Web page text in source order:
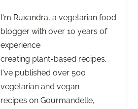
I'm Ruxandra, a vegetarian food
blogger with over 10 years of
experience
creating plant-based recipes.
I've published over 500
vegetarian and vegan
recipes on Gourmandelle,